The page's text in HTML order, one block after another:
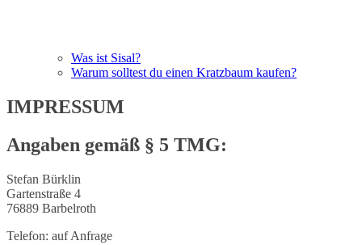
Was ist Sisal?
Warum solltest du einen Kratzbaum kaufen?
IMPRESSUM
Angaben gemäß § 5 TMG:
Stefan Bürklin
Gartenstraße 4
76889 Barbelroth
Telefon: auf Anfrage